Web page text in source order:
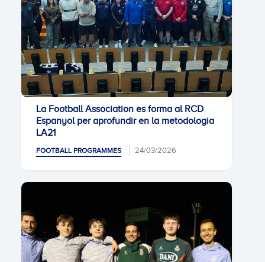
La Football Association es forma al RCD
Espanyol per aprofundir en la metodologia
LA21
FOOTBALL PROGRAMMES 24/03/2026